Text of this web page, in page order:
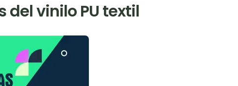
del vinilo PU textil